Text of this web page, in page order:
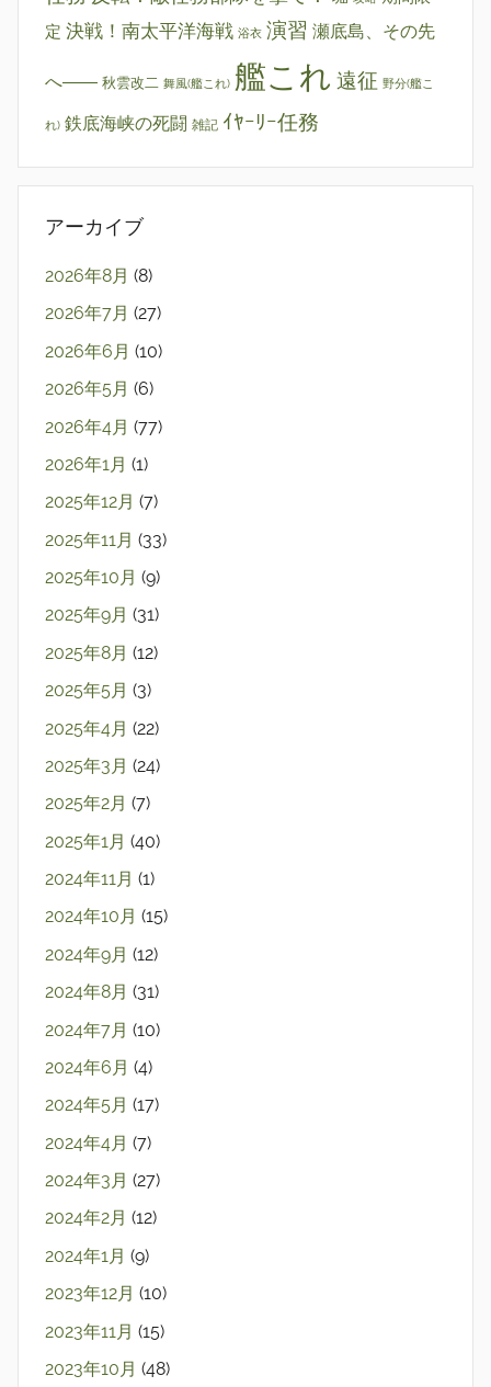
定 決戦！南太平洋海戦 浴衣 演習 瀬底島、その先
へ―― 秋雲改二 舞風(艦これ) 艦これ 遠征 野分(艦こ
れ) 鉄底海峡の死闘 雑記 ｲﾔｰﾘｰ任務
アーカイブ
2026年8月 (8)
2026年7月 (27)
2026年6月 (10)
2026年5月 (6)
2026年4月 (77)
2026年1月 (1)
2025年12月 (7)
2025年11月 (33)
2025年10月 (9)
2025年9月 (31)
2025年8月 (12)
2025年5月 (3)
2025年4月 (22)
2025年3月 (24)
2025年2月 (7)
2025年1月 (40)
2024年11月 (1)
2024年10月 (15)
2024年9月 (12)
2024年8月 (31)
2024年7月 (10)
2024年6月 (4)
2024年5月 (17)
2024年4月 (7)
2024年3月 (27)
2024年2月 (12)
2024年1月 (9)
2023年12月 (10)
2023年11月 (15)
2023年10月 (48)